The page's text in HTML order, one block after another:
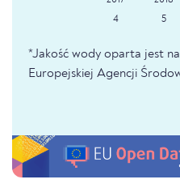
4 5
*Jakość wody oparta jest
Europejskiej Agencji